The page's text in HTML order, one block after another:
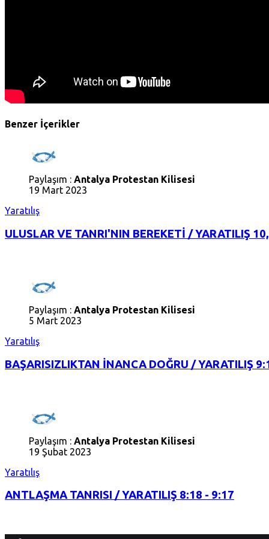
Benzer İçerikler
Paylaşım : Antalya Protestan Kilisesi
19 Mart 2023
Yaratılış
ULUSLAR VE TANRI'NIN BEREKETİ / YARATILIŞ
Paylaşım : Antalya Protestan Kilisesi
5 Mart 2023
Yaratılış
BAŞARISIZLIKTAN İNANCA DOĞRU / YARATILIŞ
Paylaşım : Antalya Protestan Kilisesi
19 Şubat 2023
Yaratılış
ANTLAŞMA TANRISI / YARATILIŞ 8:18 - 9:17